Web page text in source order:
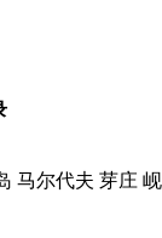
马尔代夫 芽庄